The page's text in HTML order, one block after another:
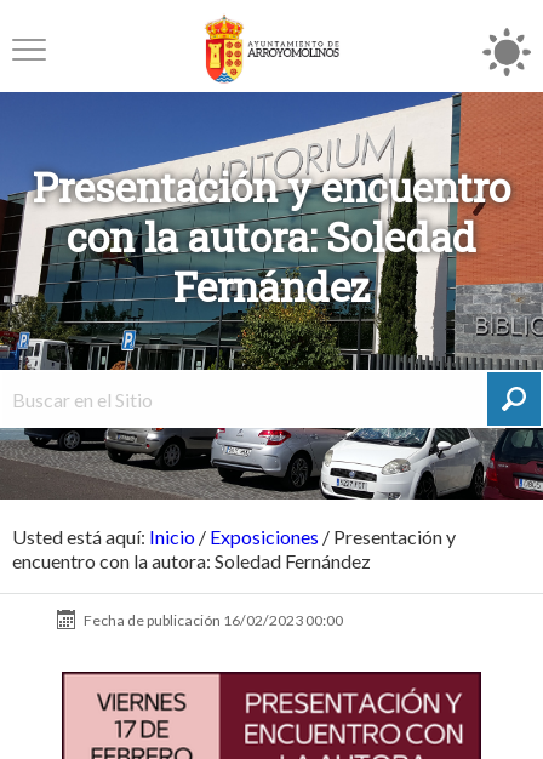
Presentación y encuentro
con la autora: Soledad
Fernández
Usted está aquí: Inicio / Exposiciones / Presentación y
encuentro con la autora: Soledad Fernández
Fecha de publicación 16/02/2023 00:00